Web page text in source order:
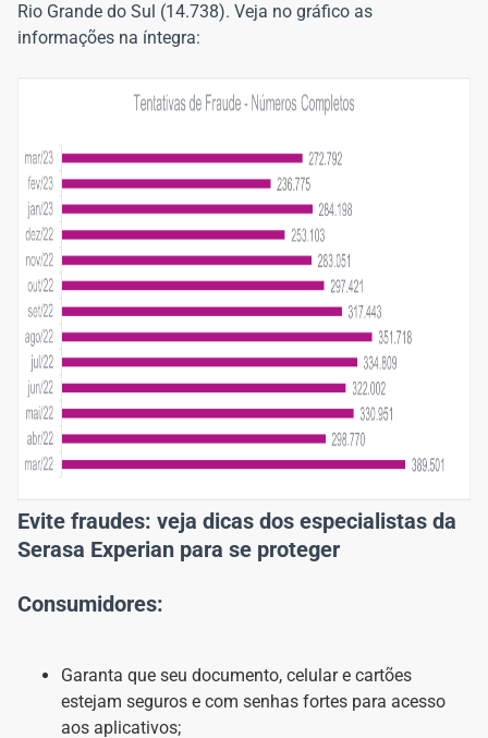
Rio Grande do Sul (14.738). Veja no gráfico as
informações na íntegra:
Evite fraudes: veja dicas dos especialistas da
Serasa Experian para se proteger
Consumidores:
Garanta que seu documento, celular e cartões
estejam seguros e com senhas fortes para acesso
aos aplicativos;